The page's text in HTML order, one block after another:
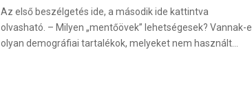
Az első beszélgetés ide, a második ide kattintva
olvasható. – Milyen „mentőövek” lehetségesek? Vannak-e
olyan demográfiai tartalékok, melyeket nem használt…